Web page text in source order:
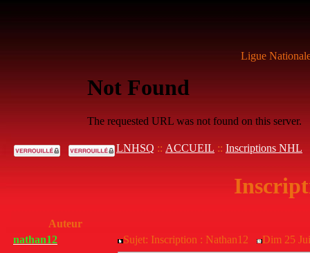
Ligue
LNHSQ :: ACCUEIL :: Inscriptions NHL
Auteur
nathan12
Sujet: Inscription : Nathan12 Dim 25